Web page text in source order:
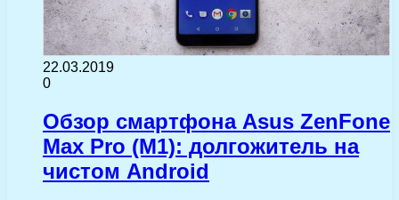
22.03.2019
0
Обзор смартфона Asus ZenFone
Max Pro (M1): долгожитель на
чистом Android